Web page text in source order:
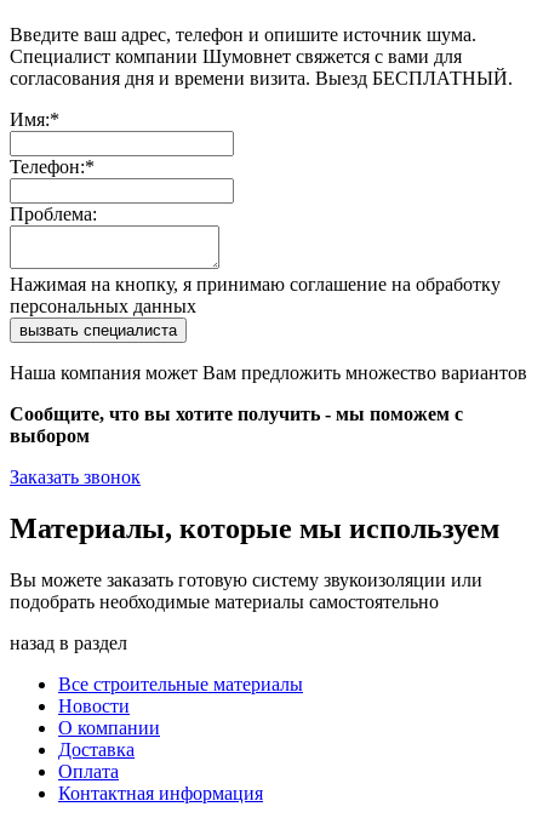
Введите ваш адрес, телефон и опишите источник шума.
Специалист компании Шумовнет свяжется с вами для
согласования дня и времени визита. Выезд БЕСПЛАТНЫЙ.
Имя:*
Телефон:*
Проблема:
Нажимая на кнопку, я принимаю соглашение на обработку
персональных данных
Наша компания может Вам предложить множество вариантов
Сообщите, что вы хотите получить - мы поможем с
выбором
Заказать звонок
Материалы, которые мы используем
Вы можете заказать готовую систему звукоизоляции или
подобрать необходимые материалы самостоятельно
назад в раздел
Все строительные материалы
Новости
О компании
Доставка
Оплата
Контактная информация